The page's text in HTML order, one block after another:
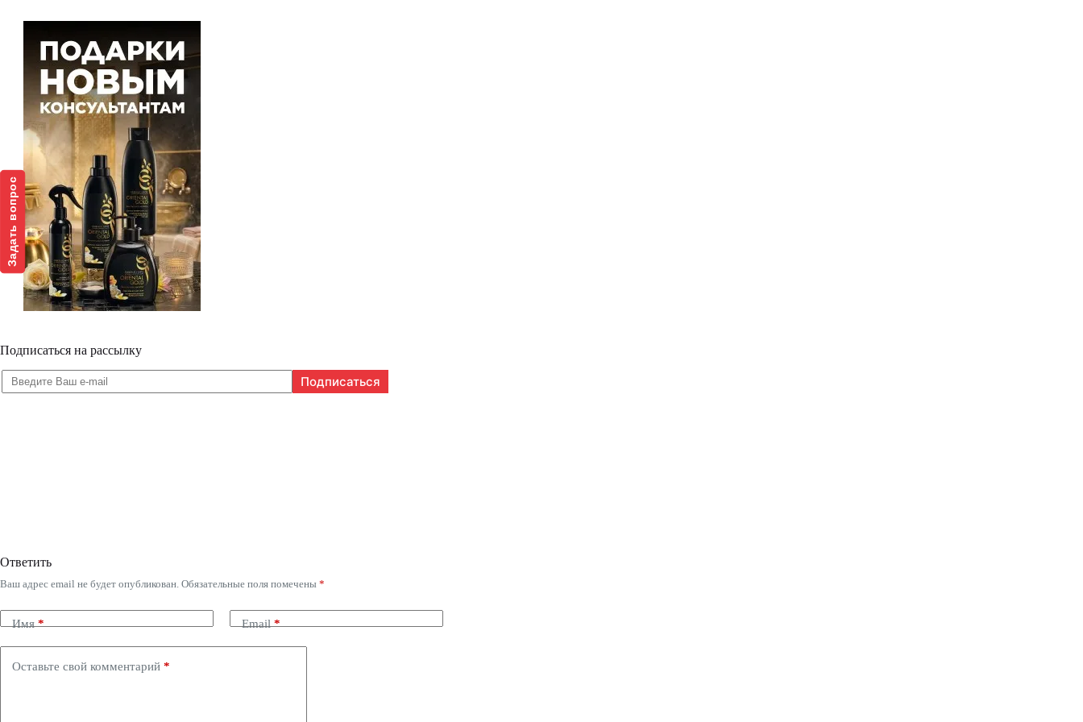
Подписаться на рассылку
Ответить
Ваш адрес email не будет опубликован. Обязательные поля помечены *
Имя* Email*
Оставьте свой комментарий *
Задать вопрос